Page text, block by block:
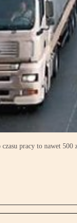
pracy to nawet 500